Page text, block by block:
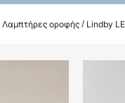
Λαμπτήρες οροφής Lindby